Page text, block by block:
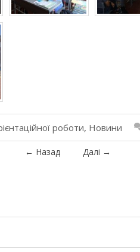
роботи, Новини
← Назад Далі →